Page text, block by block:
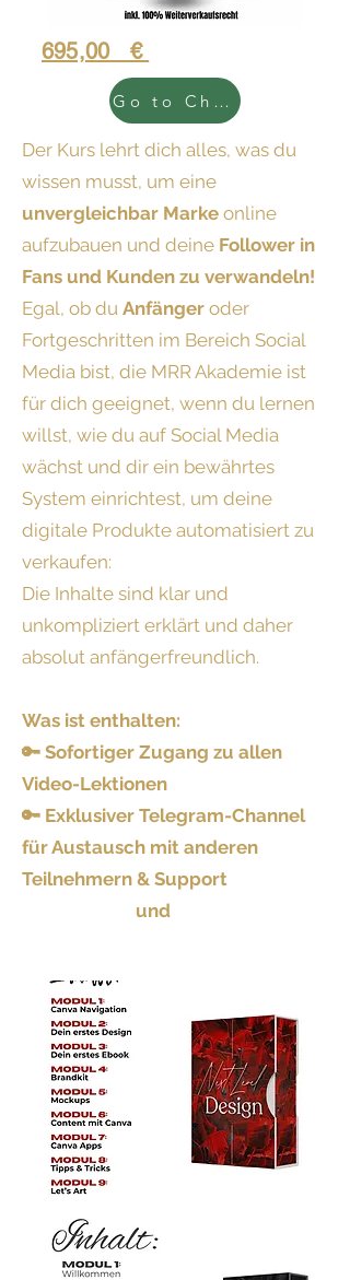
695,00 €
Go to Chekout
Der Kurs lehrt dich alles, was du
wissen musst, um eine
unvergleichbar Marke online
aufzubauen und deine Follower in
Fans und Kunden zu verwandeln!
Egal, ob du Anfänger oder
Fortgeschritten im Bereich Social
Media bist, die MRR Akademie ist
für dich geeignet, wenn du lernen
willst, wie du auf Social Media
wächst und dir ein bewährtes
System einrichtest, um deine
digitale Produkte automatisiert zu
verkaufen:
Die Inhalte sind klar und
unkompliziert erklärt und daher
absolut anfängerfreundlich.
Was ist enthalten:
🔑 Sofortiger Zugang zu allen
Video-Lektionen
🔑 Exklusiver Telegram-Channel
für Austausch mit anderen
Teilnehmern & Support
und